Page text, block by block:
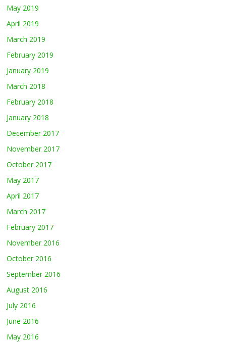
May 2019
April 2019
March 2019
February 2019
January 2019
March 2018
February 2018
January 2018
December 2017
November 2017
October 2017
May 2017
April 2017
March 2017
February 2017
November 2016
October 2016
September 2016
August 2016
July 2016
June 2016
May 2016